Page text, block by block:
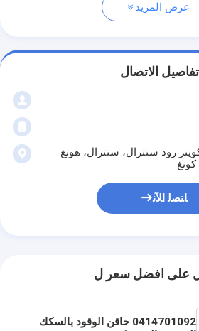
عرض المزيد
تفاصيل الاتصال
11، المركز، 99 كوينز رود سنترال، سنترال، هونغ
ﺎﺘﺼﻟ ﺍﻶﻧ
على افضل سعر ل
0414701092 حاقن الوقود بالسكك